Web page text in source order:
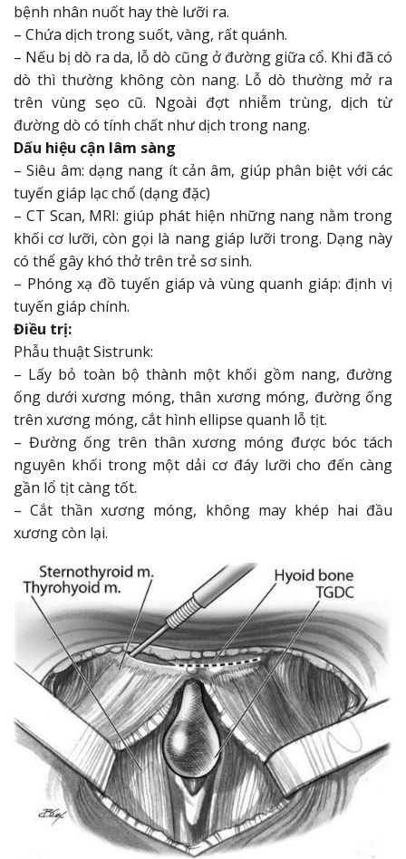
bệnh nhân nuốt hay thè lưỡi ra.
– Chứa dịch trong suốt, vàng, rất quánh.
– Nếu bị dò ra da, lỗ dò cũng ở đường giữa cổ. Khi đã có
dò thì thường không còn nang. Lỗ dò thường mở ra
trên vùng sẹo cũ. Ngoài đợt nhiễm trùng, dịch từ
đường dò có tính chất như dịch trong nang.
Dấu hiệu cận lâm sàng
– Siêu âm: dạng nang ít cản âm, giúp phân biệt với các
tuyến giáp lạc chổ (dạng đặc)
– CT Scan, MRI: giúp phát hiện những nang nằm trong
khối cơ lưỡi, còn gọi là nang giáp lưỡi trong. Dạng này
có thể gây khó thở trên trẻ sơ sinh.
– Phóng xạ đồ tuyến giáp và vùng quanh giáp: định vị
tuyến giáp chính.
Điều trị:
Phẫu thuật Sistrunk:
– Lấy bỏ toàn bộ thành một khối gồm nang, đường
ống dưới xương móng, thân xương móng, đường ống
trên xương móng, cắt hình ellipse quanh lỗ tịt.
– Đường ống trên thân xương móng được bóc tách
nguyên khối trong một dải cơ đáy lưỡi cho đến càng
gần lổ tịt càng tốt.
– Cắt thần xương móng, không may khép hai đầu
xương còn lại.